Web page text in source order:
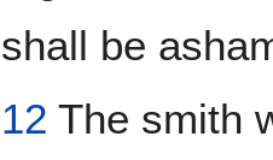
shall be
12 The smith